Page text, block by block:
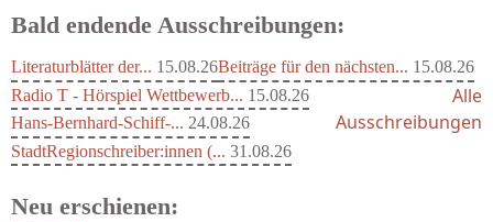
Bald endende Ausschreibungen:
Literaturblätter der... 15.08.26Beiträge für den nächsten... 15.08.26
Radio T - Hörspiel Wettbewerb... 15.08.26
Hans-Bernhard-Schiff-... 24.08.26
StadtRegionschreiber:innen (... 31.08.26
Alle
Ausschreibungen
Neu erschienen: